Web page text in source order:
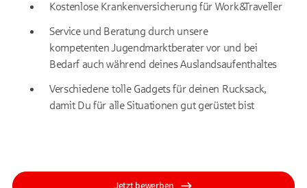
Kostenlose Krankenversicherung für Work&Traveller
Service und Beratung durch unsere
kompetenten Jugendmarktberater vor und bei
Bedarf auch während deines Auslandsaufenthaltes
Verschiedene tolle Gadgets für deinen Rucksack,
damit Du für alle Situationen gut gerüstet bist
Jetzt bewerben